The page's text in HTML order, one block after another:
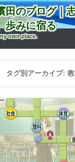
田のブログ｜
歩みに宿る
own place.
移動
タグ別アーカイブ: